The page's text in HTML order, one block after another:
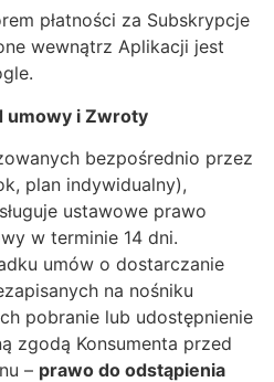
płatności za Subskrypcje
wewnątrz Aplikacji jest
umowy i Zwroty
bezpośrednio przez
plan indywidualny),
ustawowe prawo
w terminie 14 dni.
umów o dostarczanie
na nośniku
pobranie lub udostępnienie
zgodą Konsumenta przed
– prawo do odstąpienia